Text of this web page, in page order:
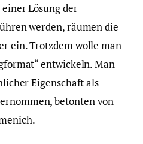
Lösung der
werden, räumen die
ein. Trotzdem wolle man
entwickeln. Man
Eigenschaft als
betonten von